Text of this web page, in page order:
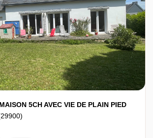
5CH AVEC VIE DE PLAIN PIED